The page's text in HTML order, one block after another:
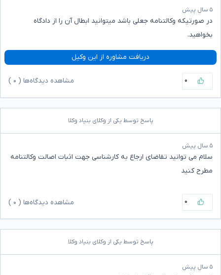
۵ سال پیش
در صورتیکه وکالتنامه جعلی باشد میتوانید ابطال آن را از دادگاه
بخواهید.
دریافت مشاوره از این وکیل
۰ مشاهده دیدگاه‌ها ( ۰
پاسخ توسط یکی از وکلای بنیاد وکلا
۵ سال پیش
سلام می توانید تقاضای ارجاع به کارشناسی جهت اثبات اصالت وکالتنامه
مطرح کنید
۰ مشاهده دیدگاه‌ها ( ۰
پاسخ توسط یکی از وکلای بنیاد وکلا
۵ سال پیش